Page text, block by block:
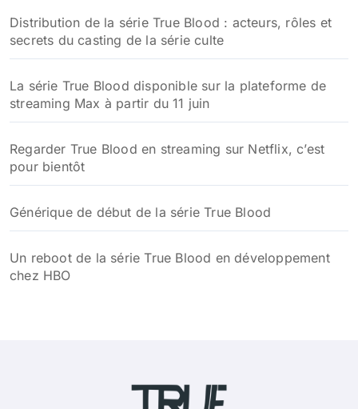
Distribution de la série True Blood : acteurs, rôles et
secrets du casting de la série culte
La série True Blood disponible sur la plateforme de
streaming Max à partir du 11 juin
Regarder True Blood en streaming sur Netflix, c’est
pour bientôt
Générique de début de la série True Blood
Un reboot de la série True Blood en développement
chez HBO